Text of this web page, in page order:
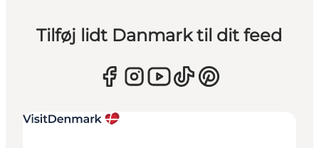
Tilføj lidt Danmark til dit feed